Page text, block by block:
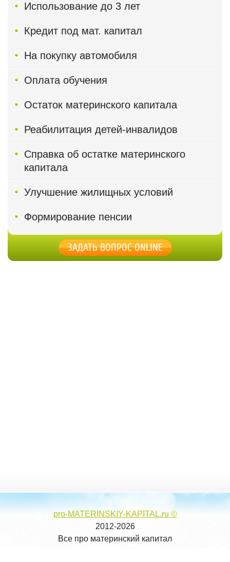
Использование до 3 лет
Кредит под мат. капитал
На покупку автомобиля
Оплата обучения
Остаток материнского капитала
Реабилитация детей-инвалидов
Справка об остатке материнского
капитала
Улучшение жилищных условий
Формирование пенсии
ЗАДАТЬ ВОПРОС ONLINE
pro-MATERINSKIY-KAPITAL.ru ©
2012-2026
Все про материнский капитал